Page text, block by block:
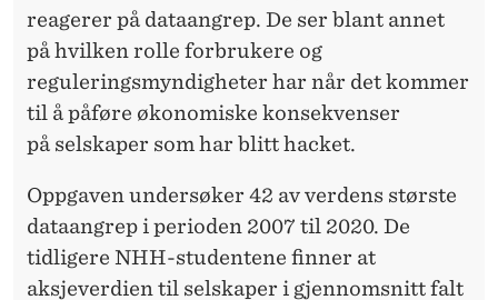
reagerer på dataangrep. De ser blant annet
på hvilken rolle forbrukere og
reguleringsmyndigheter har når det kommer
til å påføre økonomiske konsekvenser
på selskaper som har blitt hacket.
Oppgaven undersøker 42 av verdens største
dataangrep i perioden 2007 til 2020. De
tidligere NHH-studentene finner at
aksjeverdien til selskaper i gjennomsnitt falt